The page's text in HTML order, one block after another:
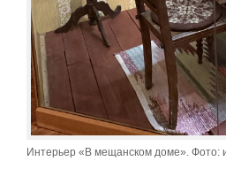
Интерьер «В мещанском доме». Фото: